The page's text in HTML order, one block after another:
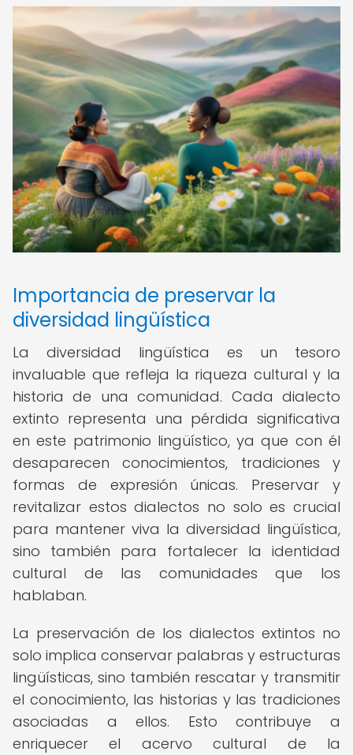
Importancia de preservar la
diversidad lingüística
La diversidad lingüística es un tesoro
invaluable que refleja la riqueza cultural y la
historia de una comunidad. Cada dialecto
extinto representa una pérdida significativa
en este patrimonio lingüístico, ya que con él
desaparecen conocimientos, tradiciones y
formas de expresión únicas. Preservar y
revitalizar estos dialectos no solo es crucial
para mantener viva la diversidad lingüística,
sino también para fortalecer la identidad
cultural de las comunidades que los
hablaban.
La preservación de los dialectos extintos no
solo implica conservar palabras y estructuras
lingüísticas, sino también rescatar y transmitir
el conocimiento, las historias y las tradiciones
asociadas a ellos. Esto contribuye a
enriquecer el acervo cultural de la